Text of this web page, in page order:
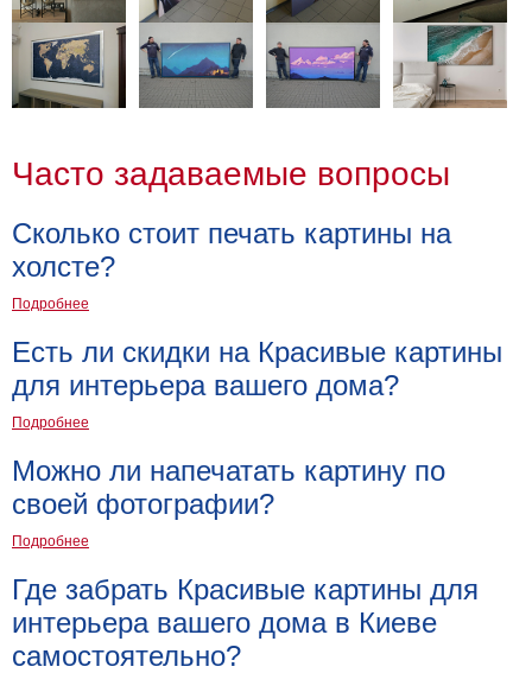
Часто задаваемые вопросы
Сколько стоит печать картины на
холсте?
Подробнее
Есть ли скидки на Красивые картины
для интерьера вашего дома?
Подробнее
Можно ли напечатать картину по
своей фотографии?
Подробнее
Где забрать Красивые картины для
интерьера вашего дома в Киеве
самостоятельно?